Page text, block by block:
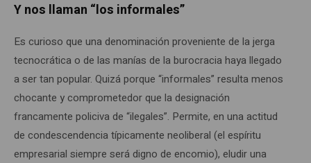
Y nos llaman “los informales”
Es curioso que una denominación proveniente de la jerga
tecnocrática o de las manías de la burocracia haya llegado
a ser tan popular. Quizá porque “informales” resulta menos
chocante y comprometedor que la designación
francamente policiva de “ilegales”. Permite, en una actitud
de condescendencia típicamente neoliberal (el espíritu
empresarial siempre será digno de encomio), eludir una